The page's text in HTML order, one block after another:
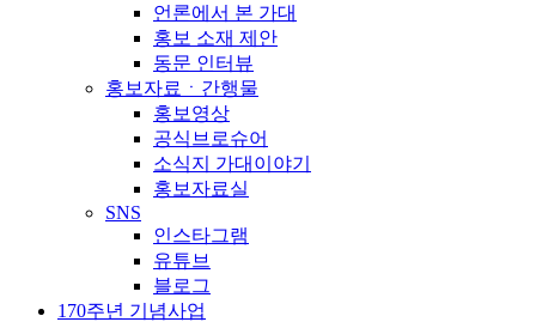
언론에서 본 가대
홍보 소재 제안
동문 인터뷰
홍보자료ㆍ간행물
홍보영상
공식브로슈어
소식지 가대이야기
홍보자료실
SNS
인스타그램
유튜브
블로그
170주년 기념사업